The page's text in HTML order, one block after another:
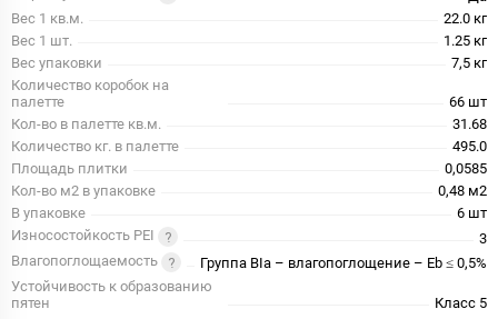
Вес 1 кв.м.
22.0 кг
Вес 1 шт.
1.25 кг
Вес упаковки
7,5 кг
Количество коробок на
палетте
66 шт
Кол-во в палетте кв.м.
31.68
Количество кг. в палетте
495.0
Площадь плитки
0,0585
Кол-во м2 в упаковке
0,48 м2
В упаковке
6 шт
Износостойкость PEI
3
Влагопоглощаемость
Группа BIa – влагопоглощение – Eb ≤ 0,5%
Устойчивость к образованию
пятен
Класс 5